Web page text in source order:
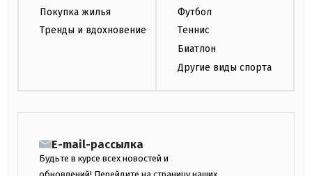
Покупка жилья
Тренды и вдохновение
Футбол
Теннис
Биатлон
Другие виды спорта
E-mail-рассылка
Будьте в курсе всех новостей и